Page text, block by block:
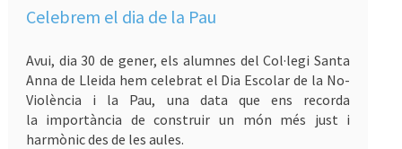
Celebrem el dia de la Pau
Avui, dia 30 de gener, els alumnes del Col·legi Santa
Anna de Lleida hem celebrat el Dia Escolar de la No-
Violència i la Pau, una data que ens recorda
la importància de construir un món més just i
harmònic des de les aules.